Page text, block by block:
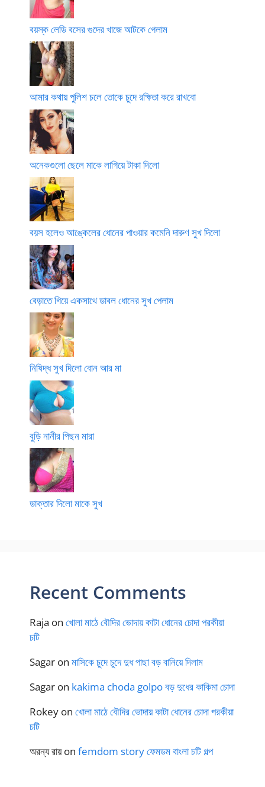
বয়স্ক লেডি বসের গুদের খাজে আটকে গেলাম
আমার কথায় পুলিশ চলে তোকে চুদে রক্ষিতা করে রাখবো
অনেকগুলো ছেলে মাকে লাগিয়ে টাকা দিলো
বয়স হলেও আঙ্কেলের ধোনের পাওয়ার কমেনি দারুণ সুখ দিলো
বেড়াতে গিয়ে একসাথে ডাবল ধোনের সুখ পেলাম
নিষিদ্ধ সুখ দিলো বোন আর মা
বুড়ি নানীর পিছন মারা
ডাক্তার দিলো মাকে সুখ
Recent Comments
Raja on খোলা মাঠে বৌদির ভোদায় কাটা ধোনের চোদা পরকীয়া
চটি
Sagar on মাসিকে চুদে চুদে দুধ পাছা বড় বানিয়ে দিলাম
Sagar on kakima choda golpo বড় দুধের কাকিমা চোদা
Rokey on খোলা মাঠে বৌদির ভোদায় কাটা ধোনের চোদা পরকীয়া
চটি
অরন্য রায়on femdom story ফেমডম বাংলা চটি গল্প